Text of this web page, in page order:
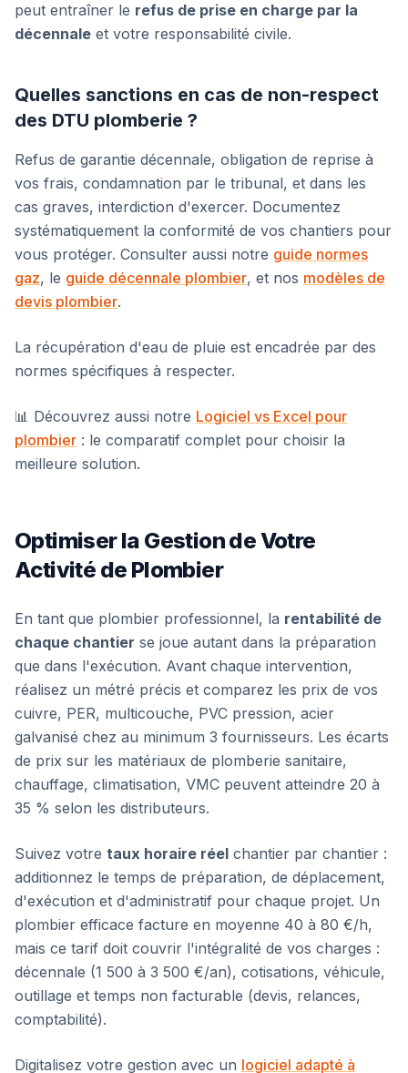
peut entraîner le refus de prise en charge par la
décennale et votre responsabilité civile.
Quelles sanctions en cas de non-respect
des DTU plomberie ?
Refus de garantie décennale, obligation de reprise à
vos frais, condamnation par le tribunal, et dans les
cas graves, interdiction d'exercer. Documentez
systématiquement la conformité de vos chantiers pour
vous protéger. Consulter aussi notre guide normes
gaz, le guide décennale plombier, et nos modèles de
devis plombier.
La récupération d'eau de pluie est encadrée par des
normes spécifiques à respecter.
📊 Découvrez aussi notre Logiciel vs Excel pour
plombier : le comparatif complet pour choisir la
meilleure solution.
Optimiser la Gestion de Votre
Activité de Plombier
En tant que plombier professionnel, la rentabilité de
chaque chantier se joue autant dans la préparation
que dans l'exécution. Avant chaque intervention,
réalisez un métré précis et comparez les prix de vos
cuivre, PER, multicouche, PVC pression, acier
galvanisé chez au minimum 3 fournisseurs. Les écarts
de prix sur les matériaux de plomberie sanitaire,
chauffage, climatisation, VMC peuvent atteindre 20 à
35 % selon les distributeurs.
Suivez votre taux horaire réel chantier par chantier :
additionnez le temps de préparation, de déplacement,
d'exécution et d'administratif pour chaque projet. Un
plombier efficace facture en moyenne 40 à 80 €/h,
mais ce tarif doit couvrir l'intégralité de vos charges :
décennale (1 500 à 3 500 €/an), cotisations, véhicule,
outillage et temps non facturable (devis, relances,
comptabilité).
Digitalisez votre gestion avec un logiciel adapté à